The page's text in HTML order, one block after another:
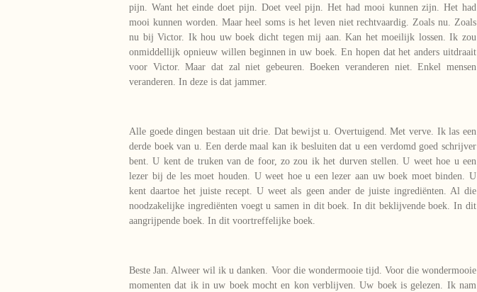
pijn. Want het einde doet pijn. Doet veel pijn. Het had mooi kunnen zijn. Het had
mooi kunnen worden. Maar heel soms is het leven niet rechtvaardig. Zoals nu. Zoals
nu bij Victor. Ik hou uw boek dicht tegen mij aan. Kan het moeilijk lossen. Ik zou
onmiddellijk opnieuw willen beginnen in uw boek. En hopen dat het anders uitdraait
voor Victor. Maar dat zal niet gebeuren. Boeken veranderen niet. Enkel mensen
veranderen. In deze is dat jammer.
Alle goede dingen bestaan uit drie. Dat bewijst u. Overtuigend. Met verve. Ik las een
derde boek van u. Een derde maal kan ik besluiten dat u een verdomd goed schrijver
bent. U kent de truken van de foor, zo zou ik het durven stellen. U weet hoe u een
lezer bij de les moet houden. U weet hoe u een lezer aan uw boek moet binden. U
kent daartoe het juiste recept. U weet als geen ander de juiste ingrediënten. Al die
noodzakelijke ingrediënten voegt u samen in dit boek. In dit beklijvende boek. In dit
aangrijpende boek. In dit voortreffelijke boek.
Beste Jan. Alweer wil ik u danken. Voor die wondermooie tijd. Voor die wondermooie
momenten dat ik in uw boek mocht en kon verblijven. Uw boek is gelezen. Ik nam